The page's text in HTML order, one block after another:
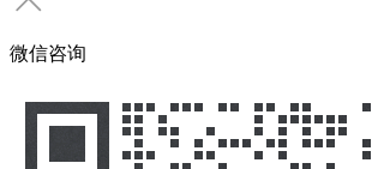
微信咨询